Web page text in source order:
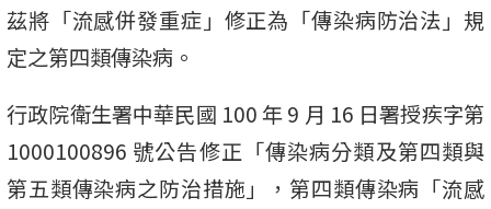
茲將「流感併發重症」修正為「傳染病防治法」規
定之第四類傳染病。
行政院衛生署中華民國 100 年 9 月 16 日署授疾字第
1000100896 號公告修正「傳染病分類及第四類與
第五類傳染病之防治措施」，第四類傳染病「流感